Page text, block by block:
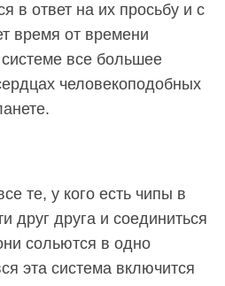
в ответ на их просьбу и с
время от времени
все большее
человекоподобных
те, у кого есть чипы в
друг друга и соединиться
сольются в одно
эта система включится